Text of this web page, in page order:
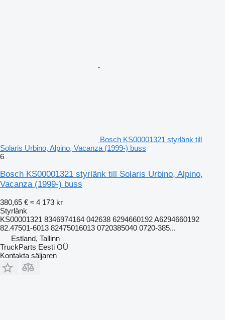
Bosch KS00001321 styrlänk till
Solaris Urbino, Alpino, Vacanza (1999-) buss
6
Bosch KS00001321 styrlänk till Solaris Urbino, Alpino,
Vacanza (1999-) buss
380,65 € ≈ 4 173 kr
Styrlänk
KS00001321 8346974164 042638 6294660192 A6294660192
82.47501-6013 82475016013 0720385040 0720-385...
Estland, Tallinn
TruckParts Eesti OÜ
Kontakta säljaren